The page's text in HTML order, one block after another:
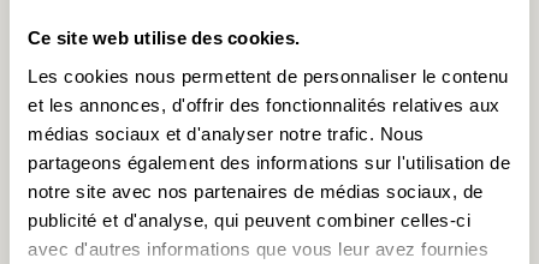
Ce site web utilise des cookies.
Les cookies nous permettent de personnaliser le contenu
et les annonces, d'offrir des fonctionnalités relatives aux
médias sociaux et d'analyser notre trafic. Nous
partageons également des informations sur l'utilisation de
notre site avec nos partenaires de médias sociaux, de
publicité et d'analyse, qui peuvent combiner celles-ci
avec d'autres informations que vous leur avez fournies
expected from the education system: to prepare
individuals who are not only competent but also
fulfilled and engaged.
This book was edited following aninternal
seminar of IDEA’s Board of Directors, Scientific